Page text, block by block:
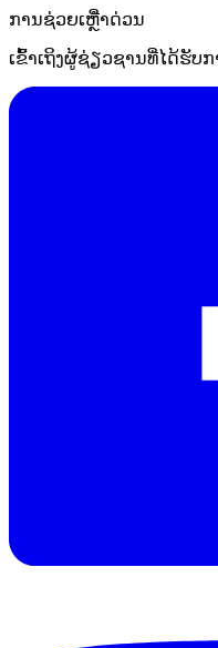
ການຊ່ວຍເຫຼືໍາດ່ວນ
ເຂົ້າເຖິງຜູ້ຊ່ຽວຊານທີ່ໄດ້ຮັບ